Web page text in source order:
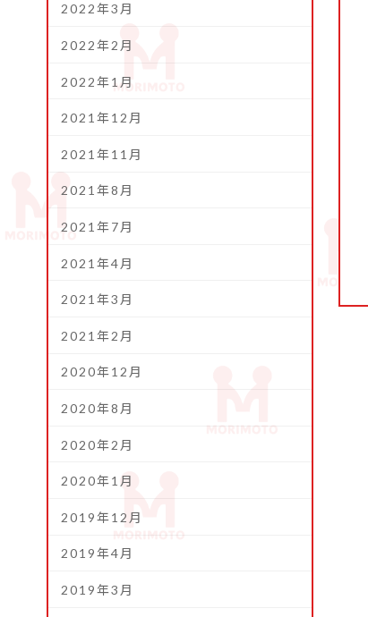
2022年3月
2022年2月
2022年1月
2021年12月
2021年11月
2021年8月
2021年7月
2021年4月
2021年3月
2021年2月
2020年12月
2020年8月
2020年2月
2020年1月
2019年12月
2019年4月
2019年3月